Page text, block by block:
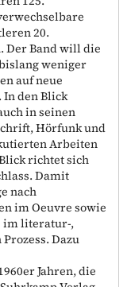
20.
Der Band will die
weniger
auf neue
In den Blick
in seinen
Hörfunk und
Arbeiten
richtet sich
Damit
nach
im Oeuvre sowie
im literatur-,
Dazu
Jahren, die